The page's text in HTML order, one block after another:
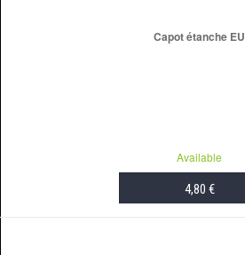
Capot étanche EU
Available
4,80 €